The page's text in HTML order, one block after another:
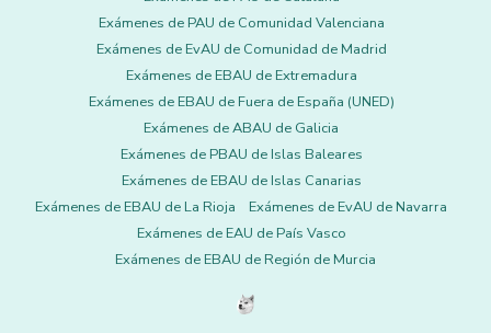
Exámenes de PAU de Comunidad Valenciana
Exámenes de EvAU de Comunidad de Madrid
Exámenes de EBAU de Extremadura
Exámenes de EBAU de Fuera de España (UNED)
Exámenes de ABAU de Galicia
Exámenes de PBAU de Islas Baleares
Exámenes de EBAU de Islas Canarias
Exámenes de EBAU de La Rioja
Exámenes de EvAU de Navarra
Exámenes de EAU de País Vasco
Exámenes de EBAU de Región de Murcia